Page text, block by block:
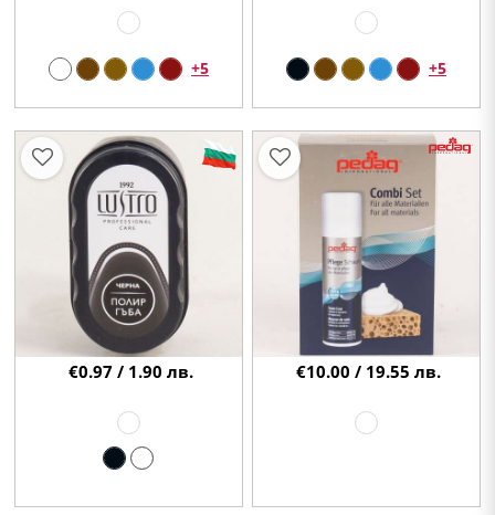
+5 +5
€0.97 / 1.90 лв. €10.00 / 19.55 лв.